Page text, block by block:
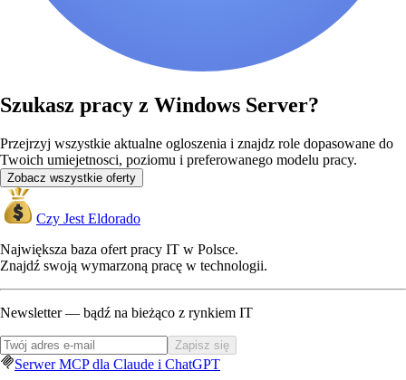
Szukasz pracy z Windows Server?
Przejrzyj wszystkie aktualne ogloszenia i znajdz role dopasowane do
Twoich umiejetnosci, poziomu i preferowanego modelu pracy.
Zobacz wszystkie oferty
Czy Jest Eldorado
Największa baza ofert pracy IT w Polsce.
Znajdź swoją wymarzoną pracę w technologii.
Newsletter — bądź na bieżąco z rynkiem IT
Zapisz się
Serwer MCP dla Claude i ChatGPT